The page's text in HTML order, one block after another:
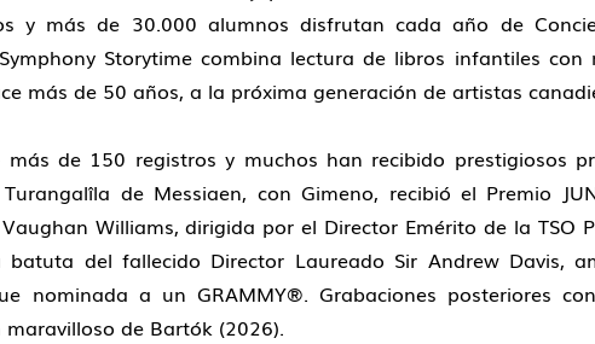
y más de 30.000 alumnos disfrutan cada año de
Storytime combina lectura de libros infantiles con
más de 50 años, a la próxima generación de artistas
de 150 registros y muchos han recibido prestigiosos
de Messiaen, con Gimeno, recibió el Premio
Williams, dirigida por el Director Emérito de la TSO
del fallecido Director Laureado Sir Andrew Davis,
nominada a un GRAMMY®. Grabaciones posteriores
de Bartók (2026).